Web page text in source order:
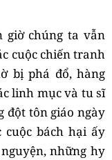
giờ chúng ta vẫn
cuộc chiến tranh
bị phá đổ, hàng
linh mục và tu sĩ
đột tôn giáo ngày
cuộc bách hại ấy
những hy